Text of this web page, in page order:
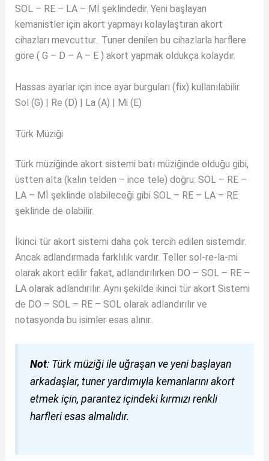
SOL – RE – LA – Mİ şeklindedir. Yeni başlayan
kemanistler için akort yapmayı kolaylaştıran akort
cihazları mevcuttur.. Tuner denilen bu cihazlarla harflere
göre ( G – D – A – E ) akort yapmak oldukça kolaydır.
Hassas ayarlar için ince ayar burguları (fix) kullanılabilir.
Sol (G) | Re (D) | La (A) | Mi (E)
Türk Müziği
Türk müziğinde akort sistemi batı müziğinde olduğu gibi,
üstten alta (kalın telden – ince tele) doğru: SOL – RE –
LA – Mİ şeklinde olabileceği gibi SOL – RE – LA – RE
şeklinde de olabilir.
İkinci tür akort sistemi daha çok tercih edilen sistemdir.
Ancak adlandırmada farklılık vardır. Teller sol-re-la-mi
olarak akort edilir fakat, adlandırılırken DO – SOL – RE –
LA olarak adlandırılır. Aynı şekilde ikinci tür akort Sistemi
de DO – SOL – RE – SOL olarak adlandırılır ve
notasyonda bu isimler esas alınır..
Not: Türk müziği ile uğraşan ve yeni başlayan
arkadaşlar, tuner yardımıyla kemanlarını akort
etmek için, parantez içindeki kırmızı renkli
harfleri esas almalıdır.